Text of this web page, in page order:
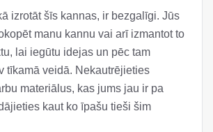
izrotāt šīs kannas, ir bezgalīgi. Jūs
manu kannu vai arī izmantot to
lai iegūtu idejas un pēc tam
tīkamā veidā. Nekautrējieties
materiālus, kas jums jau ir pa
kaut ko īpašu tieši šim